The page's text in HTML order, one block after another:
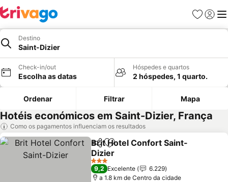
Favoritos
Iniciar
Destino
Saint-Dizier
Check-in/out
Escolha as datas
Hóspedes e quartos
2 hóspedes, 1 quarto.
Ordenar Filtrar Mapa
Hotéis económicos em Saint-Dizier, França
Como os pagamentos influenciam os resultados
PartilharAdicionar aos favoritos
Brit Hotel Confort Saint-
Dizier
3 Estrelas
9,2 Excelente
6.229
a 1.8 km de Centro da cidade